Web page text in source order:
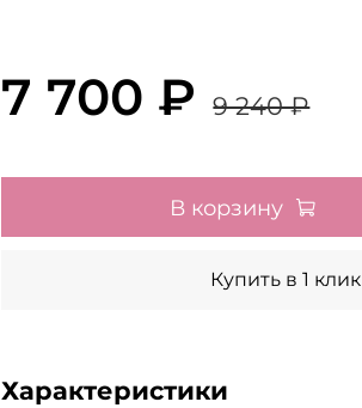
7 700 ₽ 9 240 ₽
В корзину
Купить в 1 клик
Характеристики